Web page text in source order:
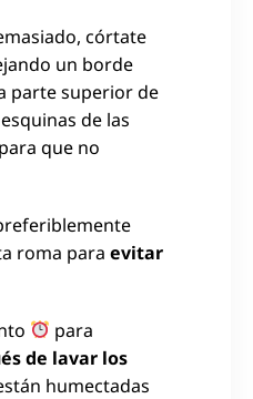
córtate
un borde
parte superior de
de las
que no
roma para evitar
para
de lavar los
humectadas